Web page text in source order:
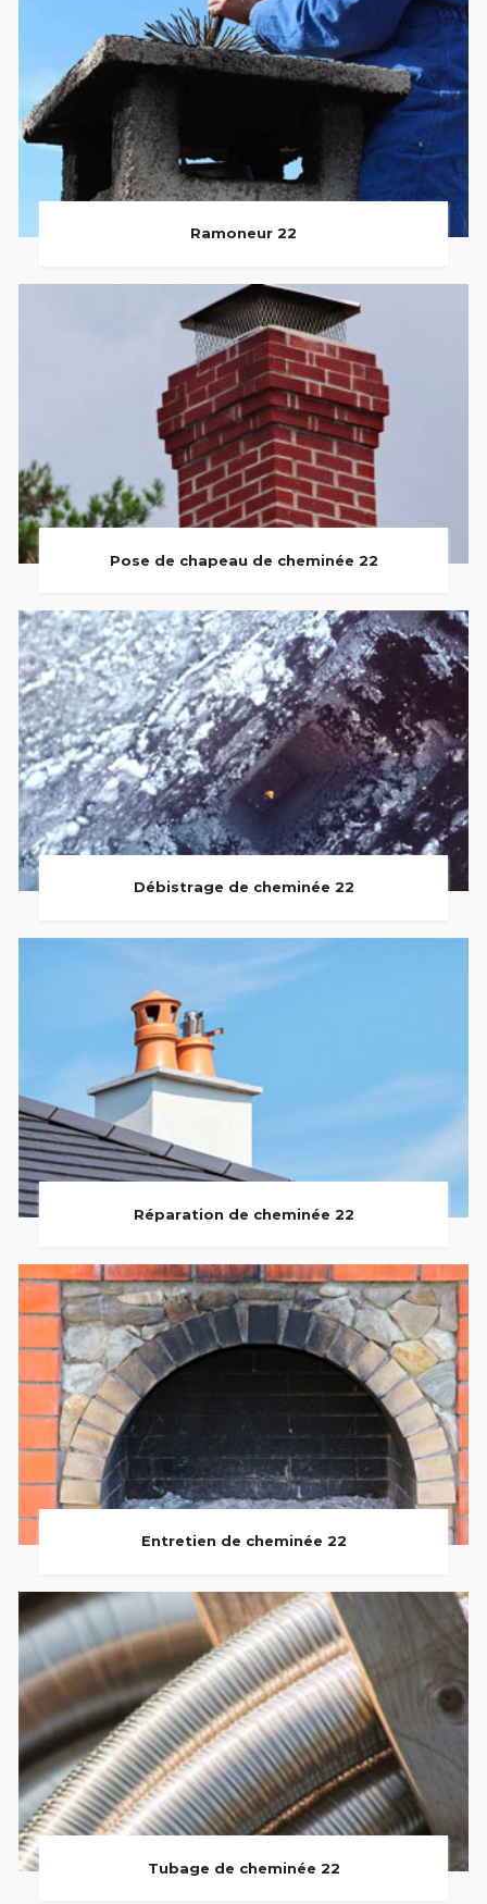
Ramoneur 22
Pose de chapeau de cheminée 22
Débistrage de cheminée 22
Réparation de cheminée 22
Entretien de cheminée 22
Tubage de cheminée 22